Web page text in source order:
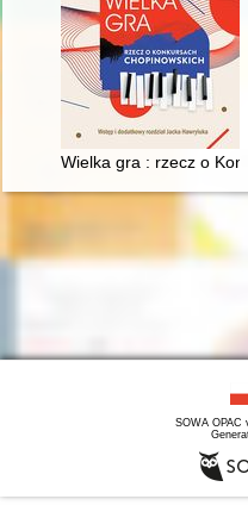
Wielka gra : rzecz o
SOWA OPAC